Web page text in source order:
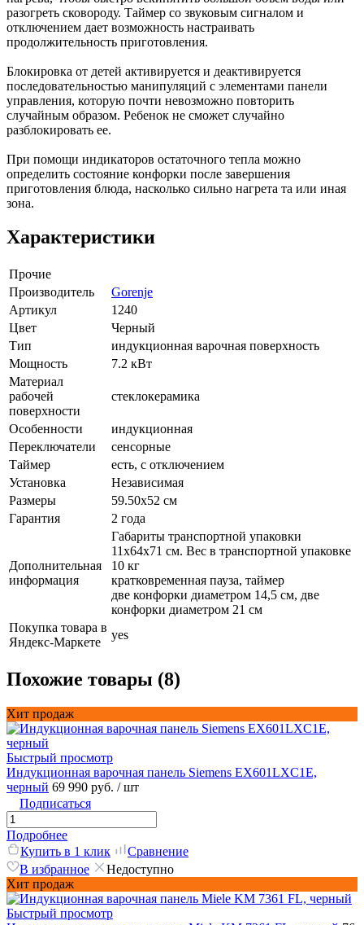
разогреть сковороду. Таймер со звуковым сигналом и
отключением дает возможность настраивать
продолжительность приготовления.
Блокировка от детей активируется и деактивируется
последовательностью манипуляций с элементами панели
управления, которую почти невозможно повторить
случайным образом. Ребенок не сможет случайно
разблокировать ее.
При помощи индикаторов остаточного тепла можно
определить состояние конфорки после завершения
приготовления блюда, насколько сильно нагрета та или иная
зона.
Характеристики
Прочие
Производитель
Gorenje
Артикул
1240
Цвет
Черный
Тип
индукционная варочная поверхность
Мощность
7.2 кВт
Материал
рабочей
поверхности
стеклокерамика
Особенности
индукционная
Переключатели
сенсорные
Таймер
есть, с отключением
Установка
Независимая
Размеры
59.50х52 см
Гарантия
2 года
Дополнительная
информация
Габариты транспортной упаковки
11х64х71 см. Вес в транспортной упаковке
10 кг
кратковременная пауза, таймер
две конфорки диаметром 14,5 см, две
конфорки диаметром 21 см
Покупка товара в
Яндекс-Маркете
yes
Похожие товары (8)
Хит продаж
Быстрый просмотр
Индукционная варочная панель Siemens EX601LXC1E,
черный 69 990 руб. / шт
Подписаться
Подробнее
Купить в 1 клик
Сравнение
В избранное
Недоступно
Хит продаж
Быстрый просмотр